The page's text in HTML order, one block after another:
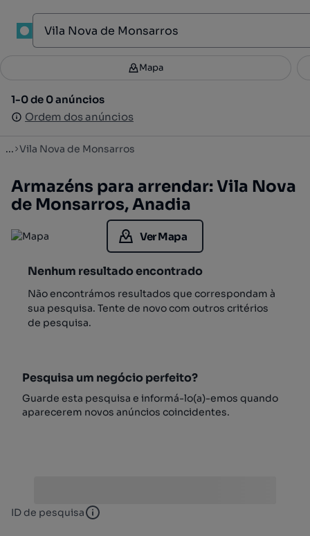
Filtros 3
1-0 de 0 anúncios
Ordem dos anúncios
Mapa
1-0 de 0 anúncios
Ordem dos anúncios
... Vila Nova de Monsarros
Armazéns para arrendar: Vila Nova
de Monsarros, Anadia
Ver Mapa
Nenhum resultado encontrado
Não encontrámos resultados que correspondam à
sua pesquisa. Tente de novo com outros critérios
de pesquisa.
Pesquisa um negócio perfeito?
Guarde esta pesquisa e informá-lo(a)-emos quando
aparecerem novos anúncios coincidentes.
ID de pesquisa ID de pesquisa